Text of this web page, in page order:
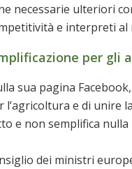
necessarie ulteriori
e interpreti
per gli
sua pagina
e di unire
e non semplifica
dei ministri